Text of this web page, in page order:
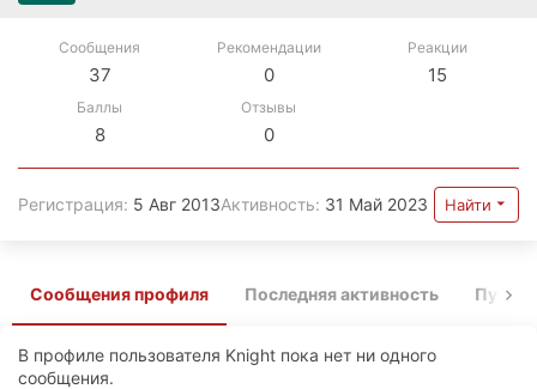
Сообщения
37
Рекомендации
0
Реакции
15
Баллы
8
Отзывы
0
Регистрация 5 Авг 2013Активность 31 Май 2023 Найти
Сообщения профиля Последняя активность
В профиле пользователя Knight пока нет ни одного
сообщения.